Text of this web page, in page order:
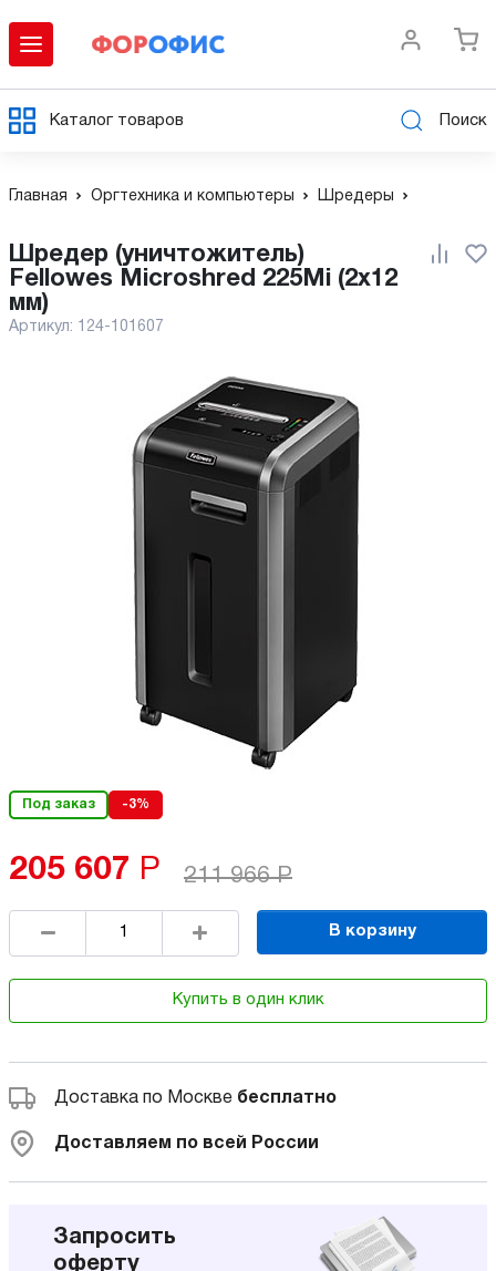
Каталог товаров Поиск
Главная Оргтехника и компьютеры Шредеры
Шредер (уничтожитель)
Fellowes Microshred 225Mi (2x12
мм)
Артикул: 124-101607
Под заказ -3%
205 607 Р 211 966 Р
В корзину
Купить в один клик
Доставка по Москве бесплатно
Доставляем по всей России
Запросить
оферту